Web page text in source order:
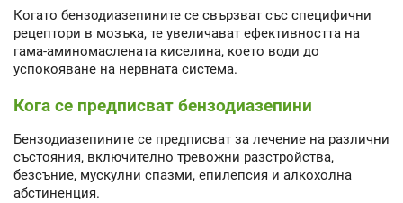
Когато бензодиазепините се свързват със специфични
рецептори в мозъка, те увеличават ефективността на
гама-аминомаслената киселина, което води до
успокояване на нервната система.
Кога се предписват бензодиазепини
Бензодиазепините се предписват за лечение на различни
състояния, включително тревожни разстройства,
безсъние, мускулни спазми, епилепсия и алкохолна
абстиненция.